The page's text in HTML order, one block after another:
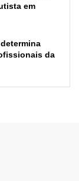
em
da